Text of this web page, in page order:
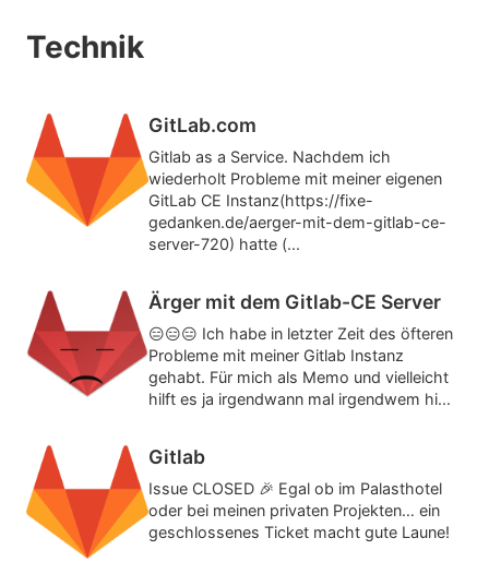
Technik
GitLab.com
Gitlab as a Service. Nachdem ich
wiederholt Probleme mit meiner eigenen
GitLab CE Instanz(https://fixe-
gedanken.de/aerger-mit-dem-gitlab-ce-
server-720) hatte (...
Ärger mit dem Gitlab-CE Server
😑😑😑 Ich habe in letzter Zeit des öfteren
Probleme mit meiner Gitlab Instanz
gehabt. Für mich als Memo und vielleicht
hilft es ja irgendwann mal irgendwem hi...
Gitlab
Issue CLOSED 🎉 Egal ob im Palasthotel
oder bei meinen privaten Projekten… ein
geschlossenes Ticket macht gute Laune!